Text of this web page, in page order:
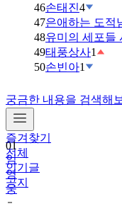
46손태진4
47은애하는 도적
48유미의 세포들
49태풍상사1
50손빈아1
궁금한 내용을 검색해
즐겨찾기
전체
인기글
공지
01
임
영
웅